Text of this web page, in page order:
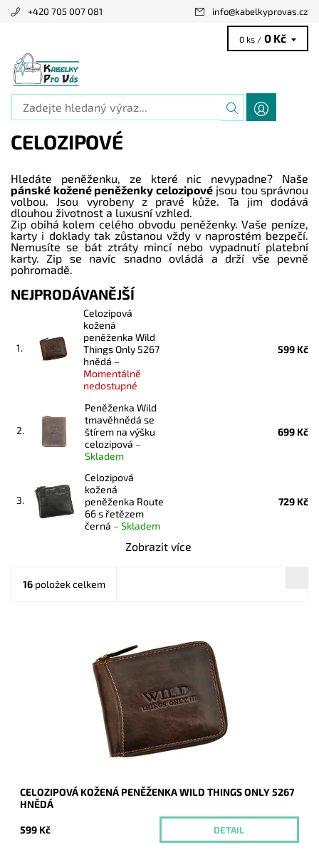
+420 705 007 081 info@kabelkyprovas.cz
0 ks / 0 Kč
CELOZIPOVÉ
Hledáte peněženku, ze které nic nevypadne? Naše
pánské kožené peněženky celozipovéjsou tou správnou
volbou. Jsou vyrobeny z pravé kůže. Ta jim dodává
dlouhou životnost a luxusní vzhled.
Zip obíhá kolem celého obvodu peněženky. Vaše peníze,
karty i doklady tak zůstanou vždy v naprostém bezpečí.
Nemusíte se bát ztráty mincí nebo vypadnutí platební
karty. Zip se navíc snadno ovládá a drží vše pevně
pohromadě.
NEJPRODÁVANĚJŠÍ
1.
Celozipová
kožená
peněženka Wild
Things Only 5267
hnědá –
Momentálně
nedostupné
599 Kč
2.
Peněženka Wild
tmavěhnědá se
štírem na výšku
celozipová –
Skladem
699 Kč
3.
Celozipová
kožená
peněženka Route
66 s řetězem
černá –Skladem
729 Kč
Zobrazit více
16 položek celkem
Pánská kožená peněženka v hnědé barvě se zapínáním
"dokola" je stále více oblíbená nejen u mladších ročníků mužů.
Momentálně nedostupné
8866
Wild
2 roky
CELOZIPOVÁ KOŽENÁ PENĚŽENKA WILD THINGS ONLY 5267
HNĚDÁ
599 Kč DETAIL